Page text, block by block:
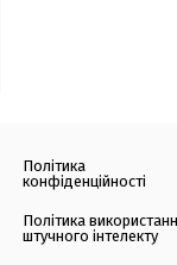
Політика
конфіденційності
Політика
штучного інтелекту